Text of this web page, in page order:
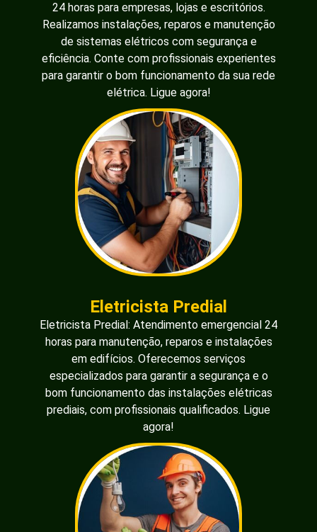
24 horas para empresas, lojas e escritórios.
Realizamos instalações, reparos e manutenção
de sistemas elétricos com segurança e
eficiência. Conte com profissionais experientes
para garantir o bom funcionamento da sua rede
elétrica. Ligue agora!
Eletricista Predial
Eletricista Predial: Atendimento emergencial 24
horas para manutenção, reparos e instalações
em edifícios. Oferecemos serviços
especializados para garantir a segurança e o
bom funcionamento das instalações elétricas
prediais, com profissionais qualificados. Ligue
agora!